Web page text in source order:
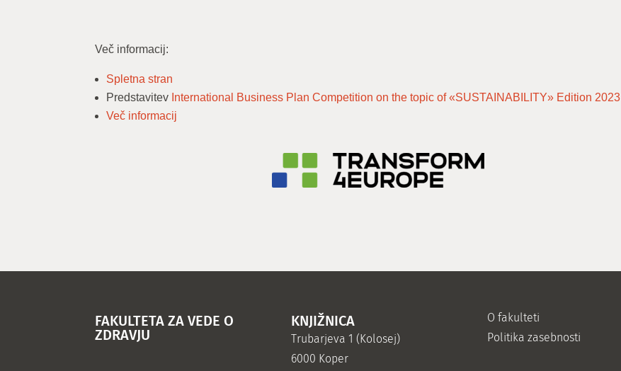
Več informacij:
Spletna stran
Predstavitev International Business Plan Competition on the topic of «SUSTAINABILITY» Edition 2023
Več informacij
FAKULTETA ZA VEDE O
ZDRAVJU
KNJIŽNICA
Trubarjeva 1 (Kolosej)
6000 Koper
O fakulteti
Politika zasebnosti